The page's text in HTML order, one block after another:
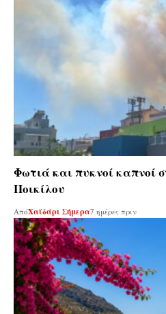
Φωτιά και πυκνοί καπνοί
Ποικίλου
ΑπόΧαϊδάρι Σήμερα7 ημέρες πριν